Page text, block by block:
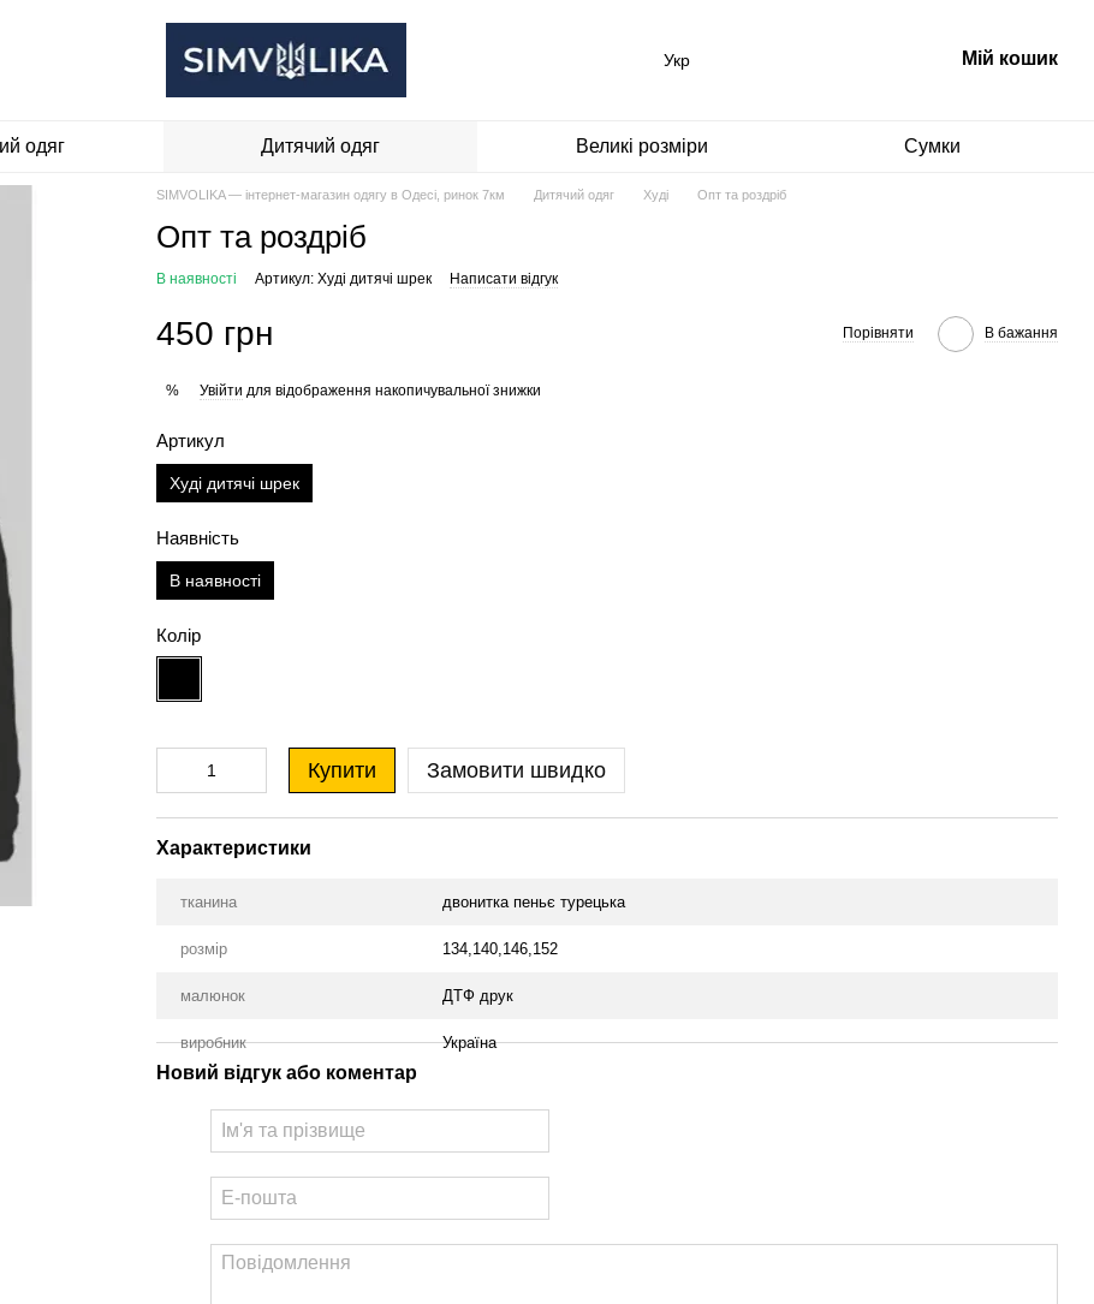
Укр Мій кошик
одяг Дитячий одяг Великі розміри Сумки
SIMVOLIKA — інтернет-магазин одягу в Одесі, ринок 7км Дитячий одяг Худі Опт та роздріб
Опт та роздріб
В наявності Артикул: Худі дитячі шрек Написати відгук
450 грн Порівняти В бажання
% Увійти для відображення накопичувальної знижки
Артикул
Худі дитячі шрек
Наявність
В наявності
Колір
Купити Замовити швидко
Характеристики
тканина двонитка пеньє турецька
розмір 134,140,146,152
малюнок ДТФ друк
виробник Україна
Новий відгук або коментар